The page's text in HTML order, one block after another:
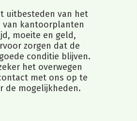
uitbesteden van het
van kantoorplanten
moeite en geld,
zorgen dat de
conditie blijven.
het overwegen
met ons op te
de mogelijkheden.